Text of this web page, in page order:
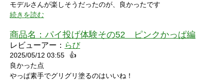
モデルさんが楽しそうだったのが、良かったです
続きを読む
商品名： パイ投げ体験その52 ピンクかっぱ編
レビューアー： らび
2025/05/12 03:55
👍
良かった点
やっぱ素手でグリグリ塗るのはいいね！